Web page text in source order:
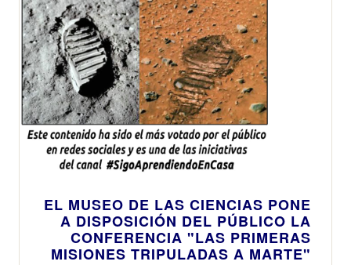
EL MUSEO DE LAS CIENCIAS PONE
A DISPOSICIÓN DEL PÚBLICO LA
CONFERENCIA "LAS PRIMERAS
MISIONES TRIPULADAS A MARTE"